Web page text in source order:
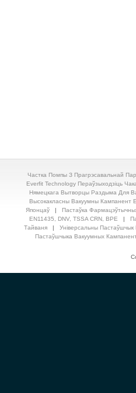
Частка Помпы З Прагрэсавальнай
Everfit Technology Пераўзыходзіць
Нямецкага Вытворцы Раздыма Для
Высокакласны Вакуумны Кампанент
Японцаў | Пастаўка
EN11435, DNV, TSSA CRN, BPE
|
Тайваня |Універсальны
Пастаўшчыка Вакуумных